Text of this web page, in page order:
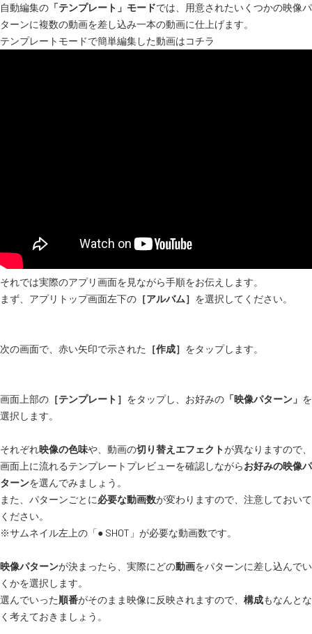
自動編集の 「テンプレート」モードでは、用意されたいくつかの映像パ
ターンに複数の動画を差し込み一本の動画に仕上げます。
テンプレートモードで簡単編集した動画はコチラ
それでは実際のアプリ画面を見ながら手順をお伝えします。
まず、アプリトップ画面左下の ［アルバム］ を選択してください。
次の画面で、赤い矢印で示された ［作成］ をタップします。
画面上部の ［テンプレート］ をタップし、お好みの 「映像パターン」 を
選択します。
それぞれ映像の色味や、動画の切り替えエフェクトが異なりますので、
画面上に流れるテンプレートプレビューを確認しながらお好みの映像パ
ターンを選んでみましょう。
また、パターンごとに必要な動画数が変わりますので、注意しておいて
ください。
※サムネイル左上の「● SHOT」が必要な動画数です。
映像パターンが決まったら、実際にどの動画をパターンに差し込んでい
くかを選択します。
選んでいった順番がそのまま映像に反映されますので、 構成もなんとな
く考えておきましょう。